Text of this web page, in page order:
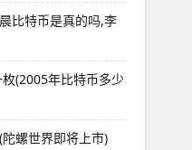
比特币是真的吗,李
(2005年比特币多少
螺世界即将上市)